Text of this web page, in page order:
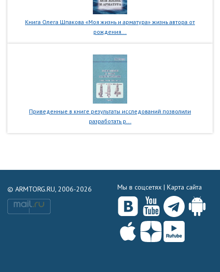
Книга Олега Шпакова «Моя жизнь и арматура» жизнь автора от
рождения...
Приведенные в книге результаты исследований позволили
разработать р...
© ARMTORG.RU, 2006-2026 Мы в соцсетях | Карта сайта